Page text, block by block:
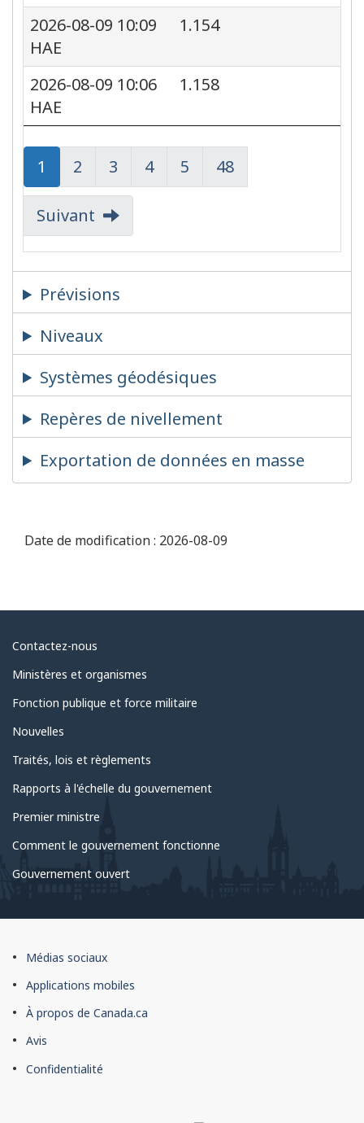
2026-08-09 10:09
HAE
1.154
2026-08-09 10:06
HAE
1.158
Page
Page
1 Page
Page
2 Page
Page
3 Page
Page
4 Page
Page
5 Page
Page
48
Suivant
Prévisions
Niveaux
Systèmes géodésiques
Repères de nivellement
Exportation de données en masse
Date de modification : 2026-08-09
Au
sujet
du
gouvernement
Contactez-nous
Ministères et organismes
Fonction publique et force militaire
Nouvelles
Traités, lois et règlements
Rapports à l'échelle du gouvernement
Premier ministre
Comment le gouvernement fonctionne
Gouvernement ouvert
À
propos
du
site
Médias sociaux
Applications mobiles
À propos de Canada.ca
Avis
Confidentialité